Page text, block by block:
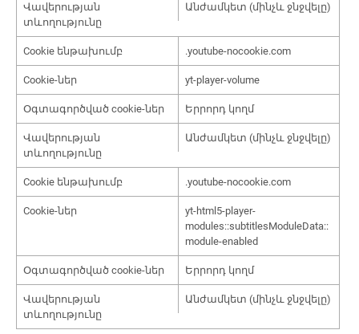
Վավերության
տևողությունը
Անժամկետ (մինչև ջնջվելը)
Cookie ենթախումբ .youtube-nocookie.com
Cookie-ներ yt-player-volume
Օգտագործված cookie-ներ Երրորդ կողմ
Վավերության
տևողությունը
Անժամկետ (մինչև ջնջվելը)
Cookie ենթախումբ .youtube-nocookie.com
Cookie-ներ
yt-html5-player-
modules::subtitlesModuleData::
module-enabled
Օգտագործված cookie-ներ Երրորդ կողմ
Վավերության
տևողությունը
Անժամկետ (մինչև ջնջվելը)